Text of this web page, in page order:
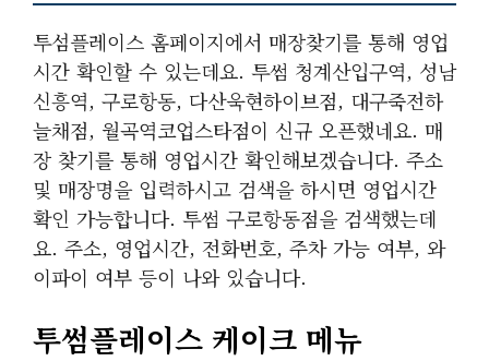
투섬플레이스 홈페이지에서 매장찾기를 통해 영업
시간 확인할 수 있는데요. 투썸 청계산입구역, 성남
신흥역, 구로항동, 다산욱현하이브점, 대구죽전하
늘채점, 월곡역코업스타점이 신규 오픈했네요. 매
장 찾기를 통해 영업시간 확인해보겠습니다. 주소
및 매장명을 입력하시고 검색을 하시면 영업시간
확인 가능합니다. 투썸 구로항동점을 검색했는데
요. 주소, 영업시간, 전화번호, 주차 가능 여부, 와
이파이 여부 등이 나와 있습니다.
투썸플레이스 케이크 메뉴